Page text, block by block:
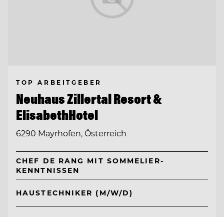
TOP ARBEITGEBER
Neuhaus Zillertal Resort &
ElisabethHotel
6290 Mayrhofen, Österreich
CHEF DE RANG MIT SOMMELIER-
KENNTNISSEN
HAUSTECHNIKER (M/W/D)